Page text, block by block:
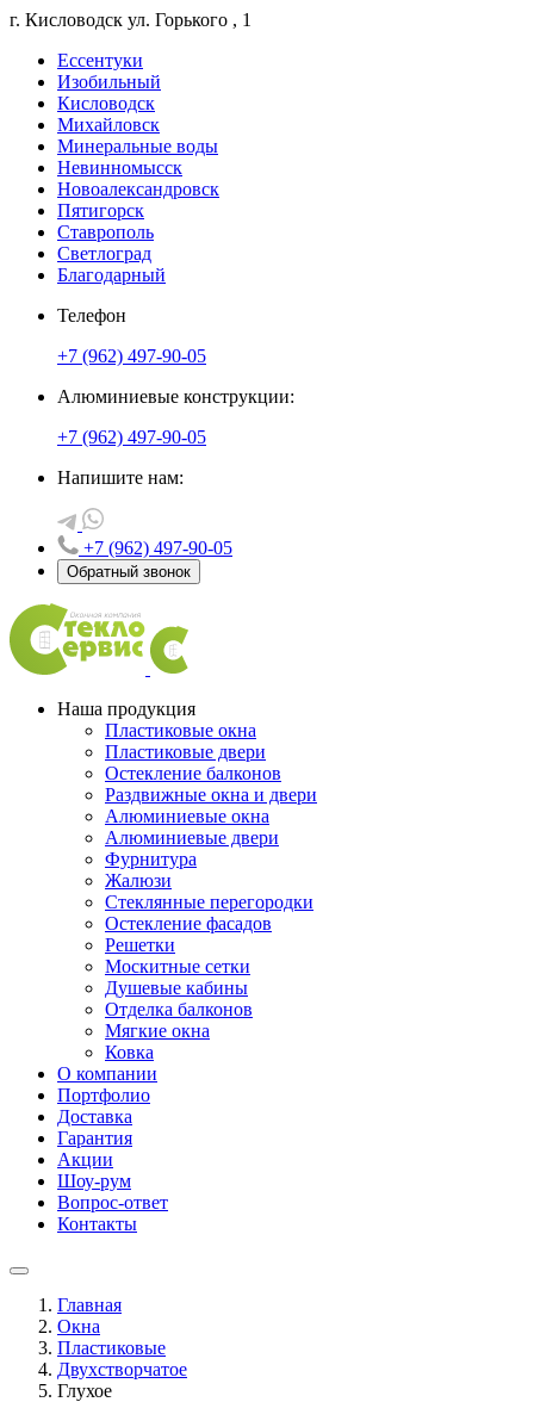
г. Кисловодск ул. Горького , 1
Ессентуки
Изобильный
Кисловодск
Михайловск
Минеральные воды
Невинномысск
Новоалександровск
Пятигорск
Ставрополь
Светлоград
Благодарный
Телефон
+7 (962) 497-90-05
Алюминиевые конструкции:
+7 (962) 497-90-05
Напишите нам:
+7 (962) 497-90-05
Обратный звонок
Наша продукция
Пластиковые окна
Пластиковые двери
Остекление балконов
Раздвижные окна и двери
Алюминиевые окна
Алюминиевые двери
Фурнитура
Жалюзи
Стеклянные перегородки
Остекление фасадов
Решетки
Москитные сетки
Душевые кабины
Отделка балконов
Мягкие окна
Ковка
О компании
Портфолио
Доставка
Гарантия
Акции
Шоу-рум
Вопрос-ответ
Контакты
Главная
Окна
Пластиковые
Двухстворчатое
Глухое